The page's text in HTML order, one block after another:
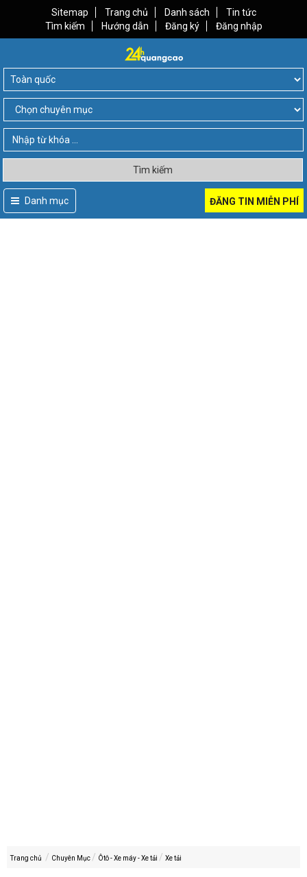
Sitemap Trang chủ Danh sách
Tin tức
Tìm kiếm
Hướng dẫn Đăng ký Đăng nhập
Tìm kiếm
Danh mục ĐĂNG TIN MIỄN PHÍ
Trang chủ Chuyên Mục Ôtô - Xe máy - Xe tải Xe tải